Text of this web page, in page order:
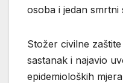
osoba i jedan smrtni
Stožer civilne
sastanak i najavio
epidemioloških